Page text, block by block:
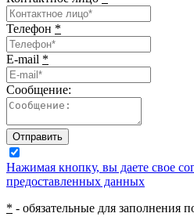
Телефон *
E-mail *
Сообщение:
Отправить
Нажимая кнопку, вы даете свое
предоставленных данных
* - обязательные для заполнения